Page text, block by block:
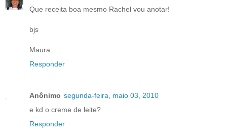
Que receita boa mesmo Rachel vou anotar!
bjs
Maura
Responder
Anônimo segunda-feira, maio 03, 2010
e kd o creme de leite?
Responder